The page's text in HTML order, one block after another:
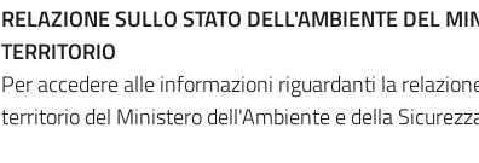
RELAZIONE SULLO STATO DELL'AMBIENTE DEL
TERRITORIO
Per accedere alle informazioni riguardanti la
territorio del Ministero dell'Ambiente e della